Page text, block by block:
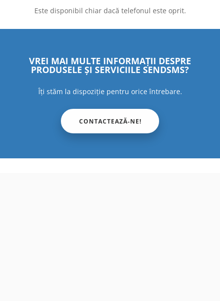
Este disponibil chiar dacă telefonul este oprit.
VREI MAI MULTE INFORMAȚII DESPRE
PRODUSELE ȘI SERVICIILE SENDSMS?
Îți stăm la dispoziție pentru orice întrebare.
CONTACTEAZĂ-NE!